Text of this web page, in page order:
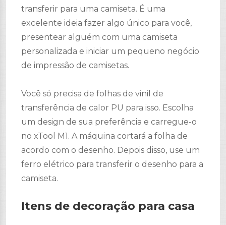
transferir para uma camiseta. É uma
excelente ideia fazer algo único para você,
presentear alguém com uma camiseta
personalizada e iniciar um pequeno negócio
de impressão de camisetas.
Você só precisa de folhas de vinil de
transferência de calor PU para isso. Escolha
um design de sua preferência e carregue-o
no xTool M1. A máquina cortará a folha de
acordo com o desenho. Depois disso, use um
ferro elétrico para transferir o desenho para a
camiseta.
Itens de decoração para casa